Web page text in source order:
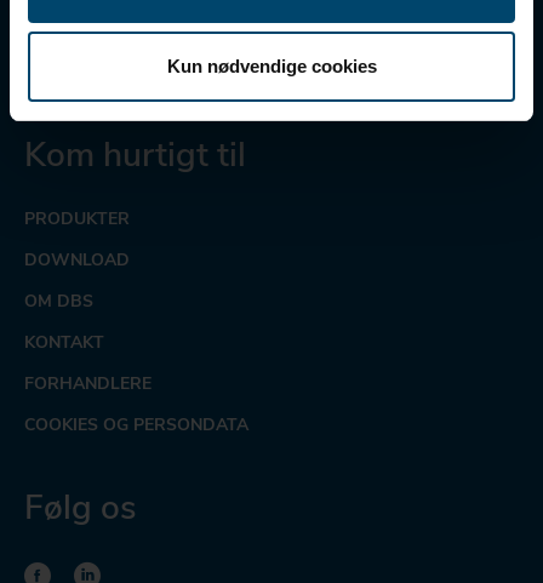
Kun nødvendige cookies
T +45 87 47 66 66
E dbs@dafa-group.com
CVR nr.: 41854510
Kom hurtigt til
PRODUKTER
DOWNLOAD
OM DBS
KONTAKT
FORHANDLERE
COOKIES OG PERSONDATA
Følg os